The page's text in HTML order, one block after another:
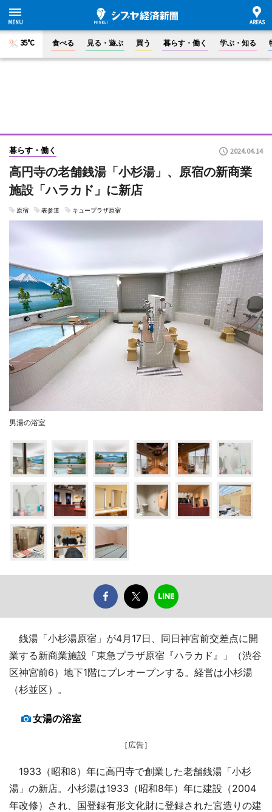
35°C 食べる 見る・遊ぶ 買う 暮らす・働く 学ぶ・知る
暮らす・働く 2024.04.14
高円寺の老舗銭湯「小杉湯」、原宿の新商業
施設「ハラカド」に新店
原宿 表参道 キュープラザ原宿
男湯の浴室
銭湯「小杉湯原宿」が4月17日、同日神宮前交差点に開
業する新商業施設「東急プラザ原宿『ハラカド』」（渋谷
区神宮前6）地下1階にプレオープンする。経営は小杉湯
（杉並区）。
女湯の浴室
［広告］
1933（昭和8）年に高円寺で創業した老舗銭湯「小杉
湯」の新店。小杉湯は1933（昭和8年）年に建設（2004
年改修）され、国登録有形文化財に登録された宮造りの建